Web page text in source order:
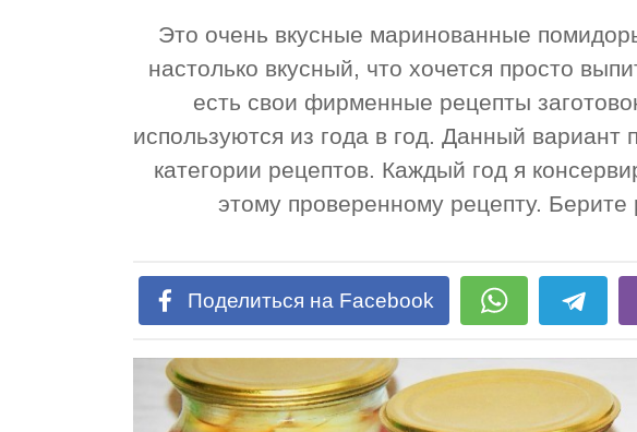
Это очень вкусные маринованные
настолько вкусный, что хочется просто
есть свои фирменные рецепты
используются из года в год. Данный вариант
категории рецептов. Каждый год я
этому проверенному рецепту. Берите
Поделиться на Facebook